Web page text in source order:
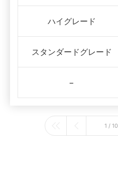
ハイグレード
スタンダードグレード
−
1 / 10